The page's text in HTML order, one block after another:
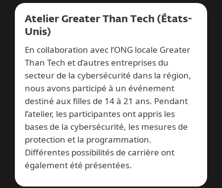
Atelier Greater Than Tech (États-
Unis)
En collaboration avec l’ONG locale Greater
Than Tech et d’autres entreprises du
secteur de la cybersécurité dans la région,
nous avons participé à un événement
destiné aux filles de 14 à 21 ans. Pendant
l’atelier, les participantes ont appris les
bases de la cybersécurité, les mesures de
protection et la programmation.
Différentes possibilités de carrière ont
également été présentées.